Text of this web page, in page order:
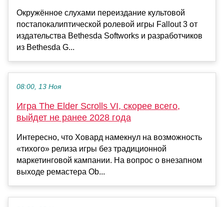
Окружённое слухами переиздание культовой
постапокалиптической ролевой игры Fallout 3 от
издательства Bethesda Softworks и разработчиков
из Bethesda G...
08:00, 13 Ноя
Игра The Elder Scrolls VI, скорее всего,
выйдет не ранее 2028 года
Интересно, что Ховард намекнул на возможность
«тихого» релиза игры без традиционной
маркетинговой кампании. На вопрос о внезапном
выходе ремастера Ob...